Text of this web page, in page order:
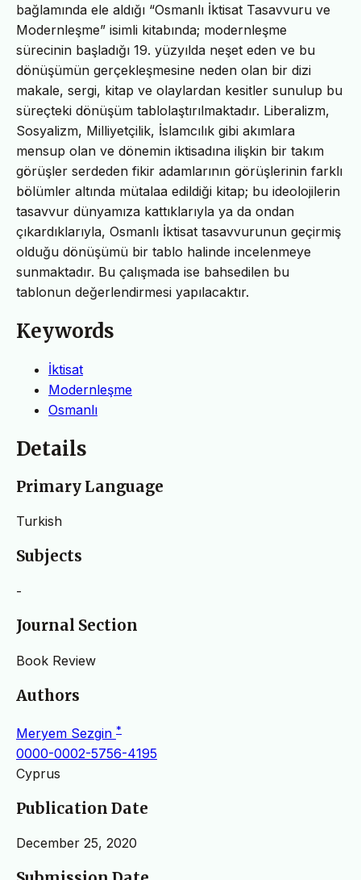
bağlamında ele aldığı “Osmanlı İktisat Tasavvuru ve
Modernleşme” isimli kitabında; modernleşme
sürecinin başladığı 19. yüzyılda neşet eden ve bu
dönüşümün gerçekleşmesine neden olan bir dizi
makale, sergi, kitap ve olaylardan kesitler sunulup bu
süreçteki dönüşüm tablolaştırılmaktadır. Liberalizm,
Sosyalizm, Milliyetçilik, İslamcılık gibi akımlara
mensup olan ve dönemin iktisadına ilişkin bir takım
görüşler serdeden fikir adamlarının görüşlerinin farklı
bölümler altında mütalaa edildiği kitap; bu ideolojilerin
tasavvur dünyamıza kattıklarıyla ya da ondan
çıkardıklarıyla, Osmanlı İktisat tasavvurunun geçirmiş
olduğu dönüşümü bir tablo halinde incelenmeye
sunmaktadır. Bu çalışmada ise bahsedilen bu
tablonun değerlendirmesi yapılacaktır.
Keywords
İktisat
Modernleşme
Osmanlı
Details
Primary Language
Turkish
Subjects
-
Journal Section
Book Review
Authors
Meryem Sezgin *
0000-0002-5756-4195
Cyprus
Publication Date
December 25, 2020